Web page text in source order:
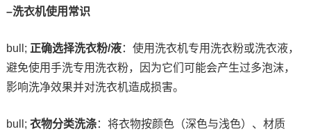
–洗衣机使用常识
bull; 正确选择洗衣粉/液：使用洗衣机专用洗衣粉或洗衣液，
避免使用手洗专用洗衣粉，因为它们可能会产生过多泡沫，
影响洗净效果并对洗衣机造成损害。
bull; 衣物分类洗涤：将衣物按颜色（深色与浅色）、材质